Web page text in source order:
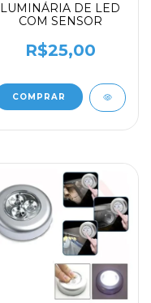
LUMINÁRIA DE LED
COM SENSOR
R$25,00
COMPRAR